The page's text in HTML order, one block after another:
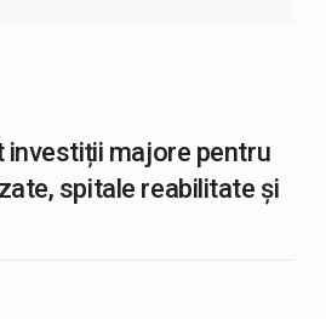
investiții majore pentru
spitale reabilitate și